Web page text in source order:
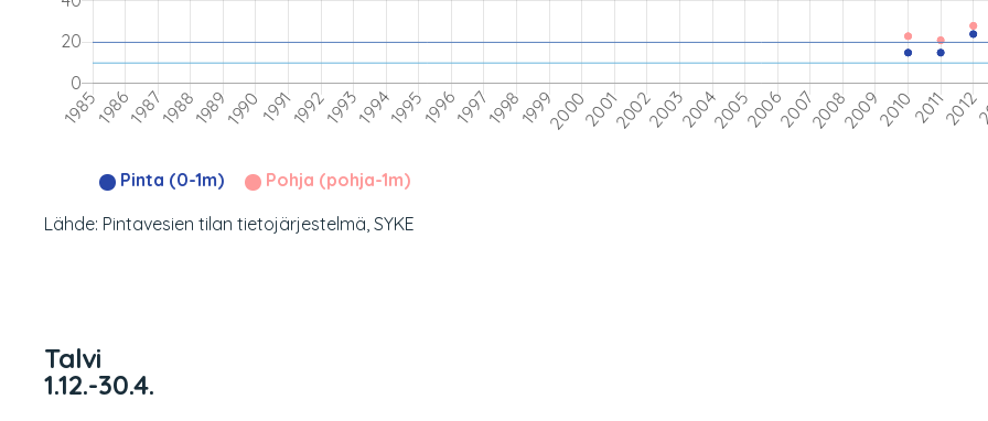
Pinta (0-1m)
Pohja (pohja-1m)
Lähde: Pintavesien tilan tietojärjestelmä, SYKE
Talvi
1.12.-30.4.